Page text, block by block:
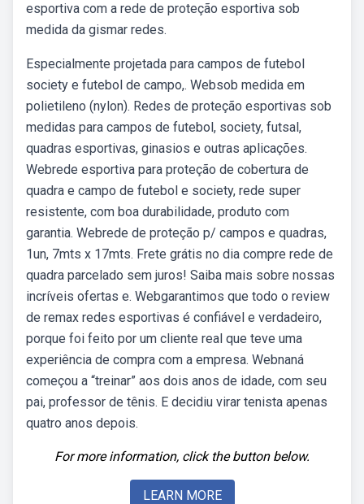
esportiva com a rede de proteção esportiva sob
medida da gismar redes.
Especialmente projetada para campos de futebol
society e futebol de campo,. Websob medida em
polietileno (nylon). Redes de proteção esportivas sob
medidas para campos de futebol, society, futsal,
quadras esportivas, ginasios e outras aplicações.
Webrede esportiva para proteção de cobertura de
quadra e campo de futebol e society, rede super
resistente, com boa durabilidade, produto com
garantia. Webrede de proteção p/ campos e quadras,
1un, 7mts x 17mts. Frete grátis no dia compre rede de
quadra parcelado sem juros! Saiba mais sobre nossas
incríveis ofertas e. Webgarantimos que todo o review
de remax redes esportivas é confiável e verdadeiro,
porque foi feito por um cliente real que teve uma
experiência de compra com a empresa. Webnaná
começou a “treinar” aos dois anos de idade, com seu
pai, professor de tênis. E decidiu virar tenista apenas
quatro anos depois.
For more information, click the button below.
LEARN MORE